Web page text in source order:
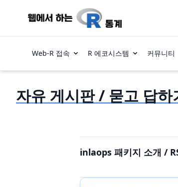
Web-R 접속 R 에코시스템 커뮤니티
자유 게시판 / 묻고 답하
inlaops 패키지 소개 /